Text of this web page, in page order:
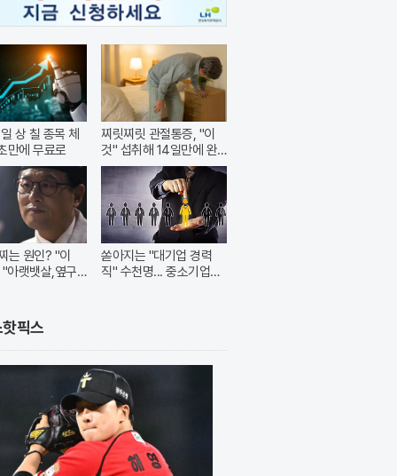
상 칠 종목 체
만에 무료로
찌릿찌릿 관절통증, "이
것" 섭취해 14일만에 완
화
는 원인? "이
아랫뱃살,옆구
쏟아지는 "대기업 경력
직" 수천명... 중소기업은
픽스